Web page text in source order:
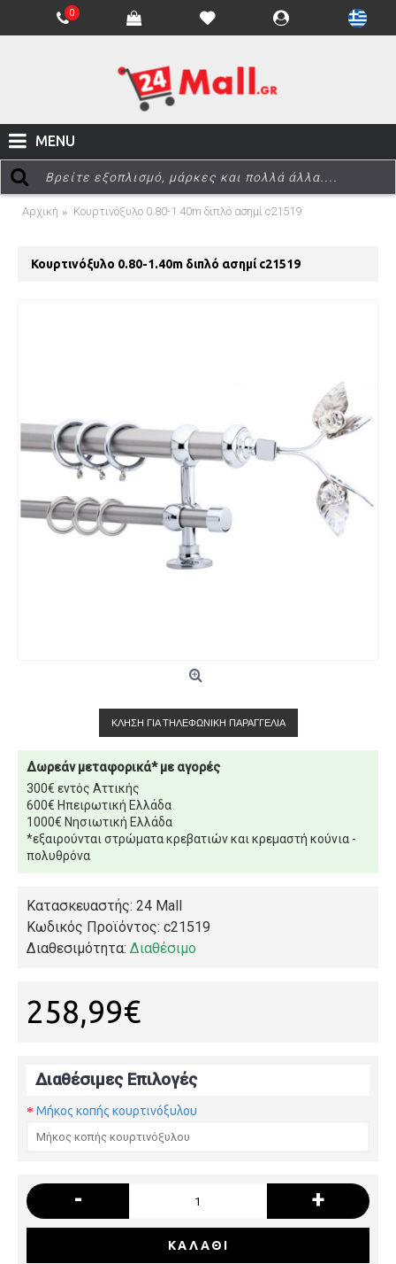
0
MENU
Αρχική Κουρτινόξυλο 0.80-1.40m διπλό ασημί c21519
Κουρτινόξυλο 0.80-1.40m διπλό ασημί c21519
ΚΛΉΣΗ ΓΙΑ ΤΗΛΕΦΩΝΙΚΉ ΠΑΡΑΓΓΕΛΊΑ
Δωρεάν μεταφορικά* με αγορές
300€ εντός Αττικής
600€ Ηπειρωτική Ελλάδα
1000€ Νησιωτική Ελλάδα
*εξαιρούνται στρώματα κρεβατιών και κρεμαστή κούνια -
πολυθρόνα
Κατασκευαστής: 24 Mall
Κωδικός Προϊόντος: c21519
Διαθεσιμότητα: Διαθέσιμο
258,99€
Διαθέσιμες Επιλογές
Μήκος κοπής κουρτινόξυλου
- +
ΚΑΛΆΘΙ